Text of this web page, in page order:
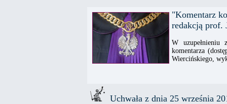
"Komentarz
redakcją prof.
W uzupełnieniu
komentarza
Wiercińskiego,
Uchwała z dnia 25 września